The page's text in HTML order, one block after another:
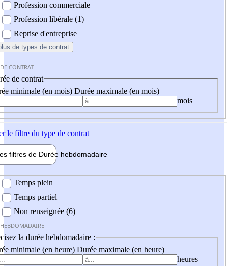
Profession commerciale
Profession libérale (1)
Reprise d'entreprise
de types de contrat
CONTRAT
de contrat
minimale (en mois) Durée maximale (en mois)
mois
le filtre du type de contrat
filtres de Durée hebdomadaire
Temps plein
Temps partiel
Non renseignée (6)
la durée hebdomadaire :
minimale (en heure) Durée maximale (en heure)
heures